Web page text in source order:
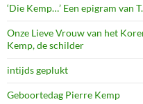
‘Die Kemp…’ Een epigram van
Onze Lieve Vrouw van het
Kemp, de schilder
intijds geplukt
Geboortedag Pierre Kemp